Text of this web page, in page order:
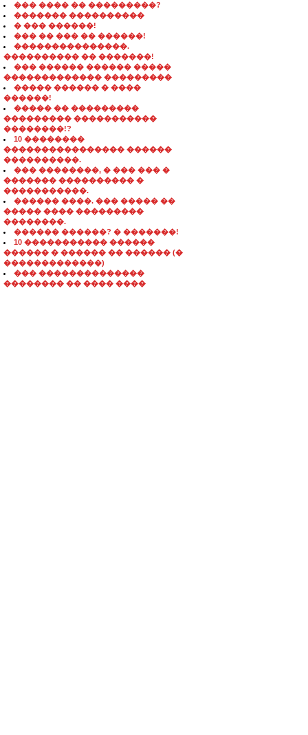
��� ���� �� ���������?
������� ����������
� ��� ������!
��� �� ��� �� ������!
���������������.
���������� �� �������!
��� ������ ������ �����
������������� ���������
����� ������ � ����
������!
����� �� ���������
��������� �����������
��������!?
10 ��������
���������������� ������
����������.
��� ��������, � ��� ��� �
������� ���������� �
�����������.
������ ����. ��� ����� ��
����� ���� ���������
��������.
������ ������? � �������!
10 ����������� ������
������ � ������ �� ������ (�
�������������)
��� ��������������
�������� �� ���� ����